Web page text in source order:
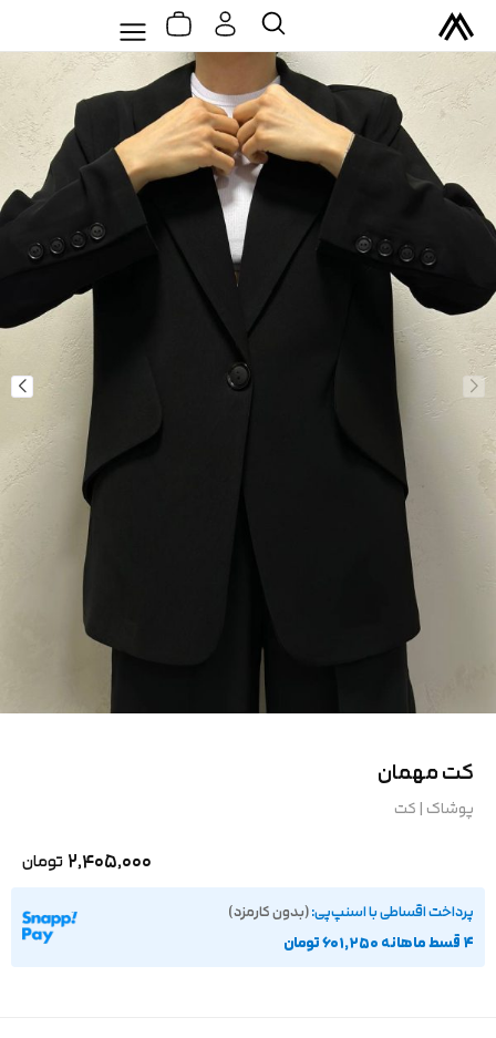
محتوا
جستجو سبد
خریدFlyout
Menu
کت مهمان
پوشاک|کت
2,405,000تومان
پرداخت اقساطی با اسنپ‌پی:(بدون کارمزد)
۴ قسط ماهانه 601,250 تومان